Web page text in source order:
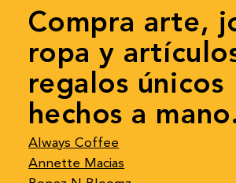
Compra arte,
ropa y
regalos únicos
hechos a
Always Coffee
Annette Macias